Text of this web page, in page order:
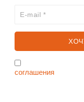
соглашения